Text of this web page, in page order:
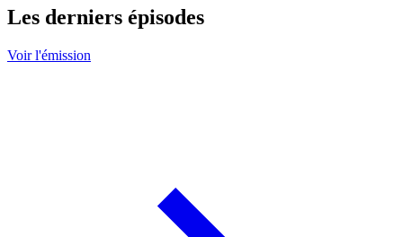
Les derniers épisodes
Voir l'émission